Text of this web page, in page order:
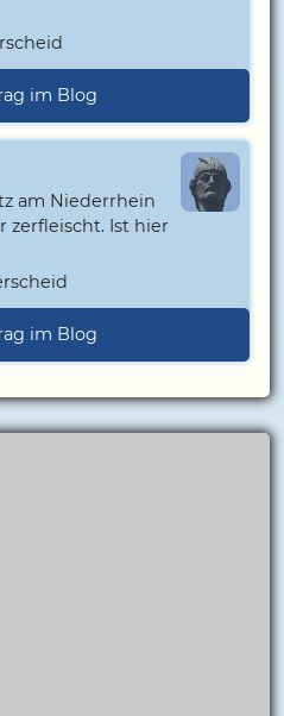
im Blog
am Niederrhein
zerfleischt. Ist hier
im Blog